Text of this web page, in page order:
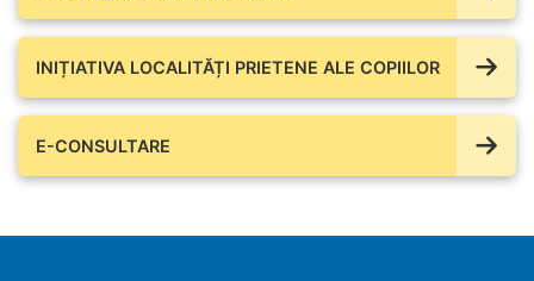
INIȚIATIVA LOCALITĂȚI PRIETENE ALE COPIILOR
E-CONSULTARE